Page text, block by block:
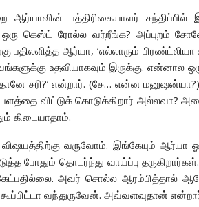
ஆர்யாவின் பத்திரிகையாளர்
ஒரு கெஸ்ட் ரோல்ல வர்றீங்க? அப்புறம்
பதிலளித்த ஆர்யா, ‘எல்லாரும்
உதவியாகவும் இருக்கு. என்னால
சரி?’ என்றார். (சே… என்ன
விட்டுக் கொடுக்கிறார் அல்லவா?
கிடையாதாம்.
வருவோம். இங்கேயும் ஆர்யா
போதும் தொடர்ந்து வாய்ப்பு
அவர் சொல்ல ஆரம்பித்தால்
வந்துருவேன். அவ்வளவுதான்